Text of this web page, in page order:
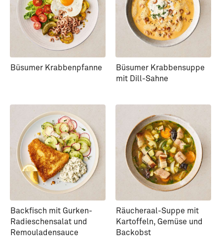
Büsumer Krabbenpfanne
Büsumer Krabbensuppe
mit Dill-Sahne
Backfisch mit Gurken-
Radieschensalat und
Remouladensauce
Räucheraal-Suppe mit
Kartoffeln, Gemüse und
Backobst